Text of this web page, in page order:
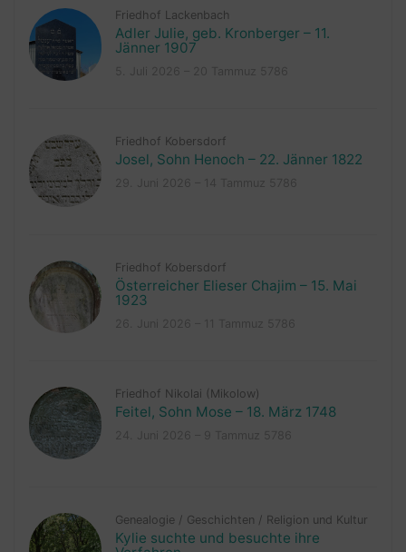
Friedhof Lackenbach
Adler Julie, geb. Kronberger – 11.
Jänner 1907
Friedhof Kobersdorf
Josel, Sohn Henoch – 22. Jänner 1822
Friedhof Kobersdorf
Österreicher Elieser Chajim – 15. Mai
1923
Friedhof Nikolai (Mikolow)
Feitel, Sohn Mose – 18. März 1748
Genealogie / Geschichten / Religion und Kultur
Kylie suchte und besuchte ihre